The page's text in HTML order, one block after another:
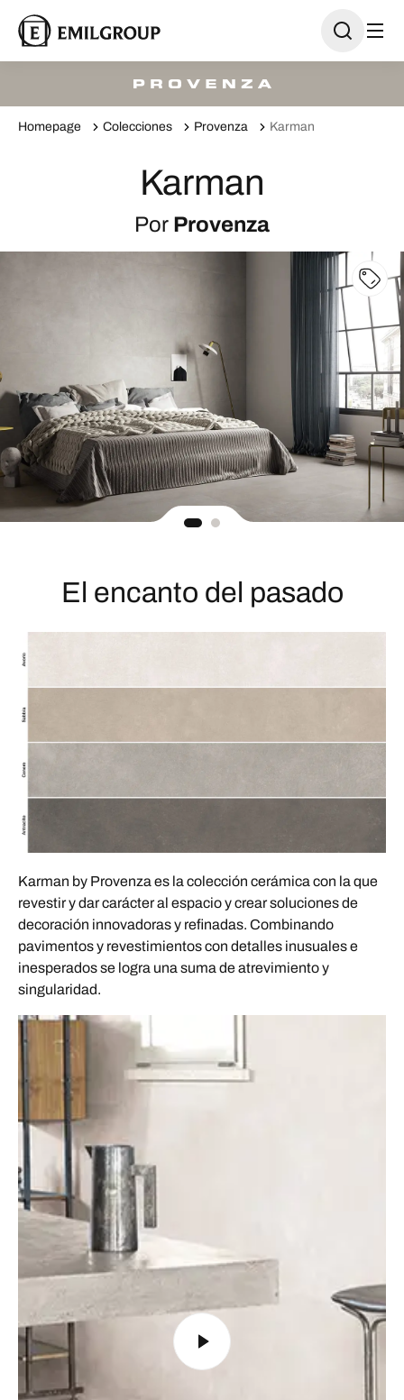
Homepage Colecciones Provenza Karman
Karman
Por Provenza
El encanto del pasado
Karman by Provenza es la colección cerámica con la que
revestir y dar carácter al espacio y crear soluciones de
decoración innovadoras y refinadas. Combinando
pavimentos y revestimientos con detalles inusuales e
inesperados se logra una suma de atrevimiento y
singularidad.